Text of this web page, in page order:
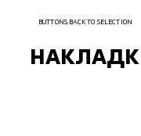
BUTTONS.BACK TO SELECTION